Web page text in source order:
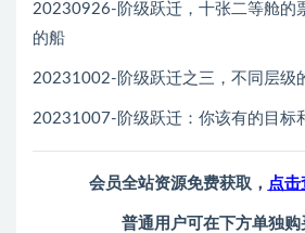
20230926-阶级跃迁，十张二等舱的
的船
20231002-阶级跃迁之三，不同层级
20231007-阶级跃迁：你该有的目标
会员全站资源免费获取， 点击
普通用户可在下方单独购